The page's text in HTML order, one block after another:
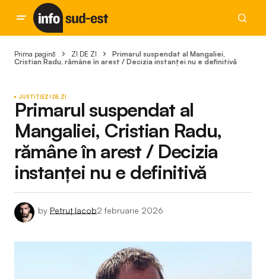
Prima pagină ZI DE ZI
Primarul suspendat al Mangaliei,
Cristian Radu, rămâne în arest / Decizia instanței nu e definitivă
JUSTIȚIEZI DE ZI
Primarul suspendat al
Mangaliei, Cristian Radu,
rămâne în arest / Decizia
instanței nu e definitivă
by Petruț Iacob2 februarie 2026